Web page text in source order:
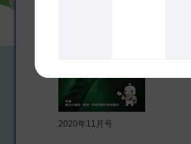
2020年11月号